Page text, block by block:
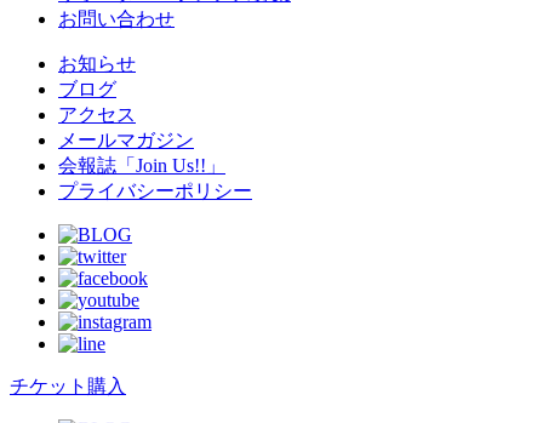
お問い合わせ
お知らせ
ブログ
アクセス
メールマガジン
会報誌「Join Us!!」
プライバシーポリシー
チケット購入